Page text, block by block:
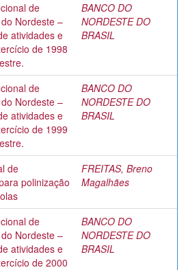
de
Nordeste –
atividades e
de 1998
BANCO DO
NORDESTE DO
BRASIL
de
Nordeste –
atividades e
de 1999
BANCO DO
NORDESTE DO
BRASIL
de
polinização
FREITAS, Breno
Magalhães
de
Nordeste –
atividades e
de 2000
BANCO DO
NORDESTE DO
BRASIL